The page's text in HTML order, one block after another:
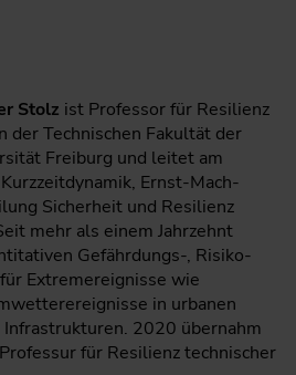
Stolz ist Professor für Resilienz
der Technischen Fakultät der
Freiburg und leitet am
Ernst-Mach-
Sicherheit und Resilienz
mehr als einem Jahrzehnt
Gefährdungs-, Risiko-
Extremereignisse wie
in urbanen
2020 übernahm
für Resilienz technischer